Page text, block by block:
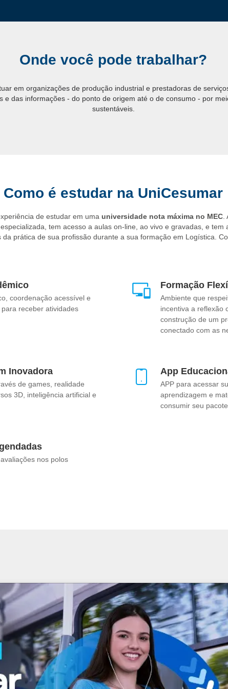
Onde você pode trabalhar?
em organizações de produção industrial e prestadoras de
e das informações - do ponto de origem até o de consumo - por
sustentáveis.
Como é estudar na UniCesumar
de estudar em uma universidade nota máxima no MEC
tem acesso a aulas on-line, ao vivo e gravadas, e tem
da prática de sua profissão durante a sua formação em Logística.
coordenação acessível e
receber atividades
Formação
Ambiente que
incentiva a reflexão
construção de um
conectado com as
Inovadora
de games, realidade
3D, inteligência artificial e
App
APP para acessar
aprendizagem e
consumir seu
nos polos